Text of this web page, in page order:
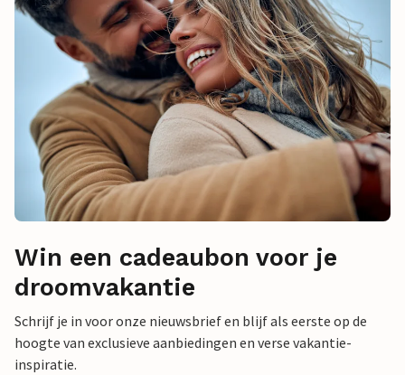
Win een cadeaubon voor je
droomvakantie
Schrijf je in voor onze nieuwsbrief en blijf als eerste op de
hoogte van exclusieve aanbiedingen en verse vakantie-
inspiratie.